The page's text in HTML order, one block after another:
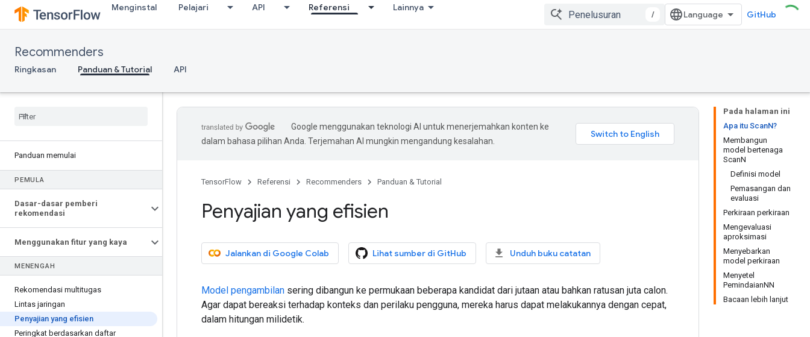
Menginstal Pelajari API Referensi Lainnya
/ GitHub
Recommenders
Ringkasan Panduan & Tutorial API
Panduan memulai
PEMULA
Dasar-dasar pemberi
rekomendasi
Menggunakan fitur yang kaya
MENENGAH
Rekomendasi multitugas
Lintas jaringan
Penyajian yang efisien
Peringkat berdasarkan daftar
Pada halaman ini
Apa itu ScanN?
Membangun
model bertenaga
ScanN
Definisi model
Pemasangan dan
evaluasi
Perkiraan perkiraan
Mengevaluasi
aproksimasi
Menyebarkan
model perkiraan
Menyetel
PemindaianNN
Bacaan lebih lanjut
Google menggunakan teknologi AI untuk menerjemahkan konten ke
dalam bahasa pilihan Anda. Terjemahan AI mungkin mengandung kesalahan.
TensorFlow Referensi Recommenders Panduan & Tutorial
Penyajian yang efisien
Jalankan di Google Colab Lihat sumber di GitHub Unduh buku catatan
Model pengambilan sering dibangun ke permukaan beberapa kandidat dari jutaan atau bahkan ratusan juta calon.
Agar dapat bereaksi terhadap konteks dan perilaku pengguna, mereka harus dapat melakukannya dengan cepat,
dalam hitungan milidetik.